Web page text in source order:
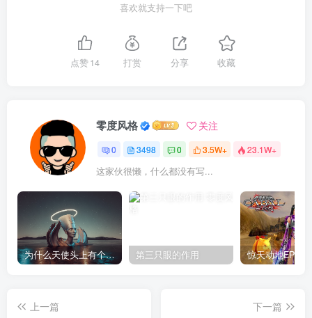
喜欢就支持一下吧
点赞14 打赏 分享 收藏
零度风格 关注
0 3498 0 3.5W+ 23.1W+
这家伙很懒，什么都没有写...
为什么天使头上有个圈？ 第三只眼的作用
上一篇
下一篇